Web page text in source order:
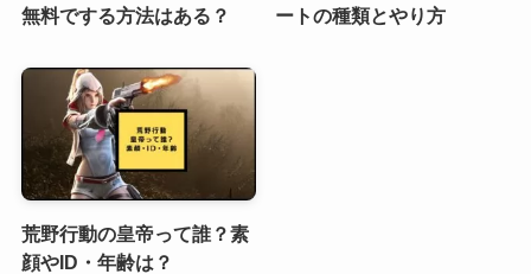
無料でする方法はある？
ートの種類とやり方
荒野行動の皇帝って誰？素
顔やID・年齢は？